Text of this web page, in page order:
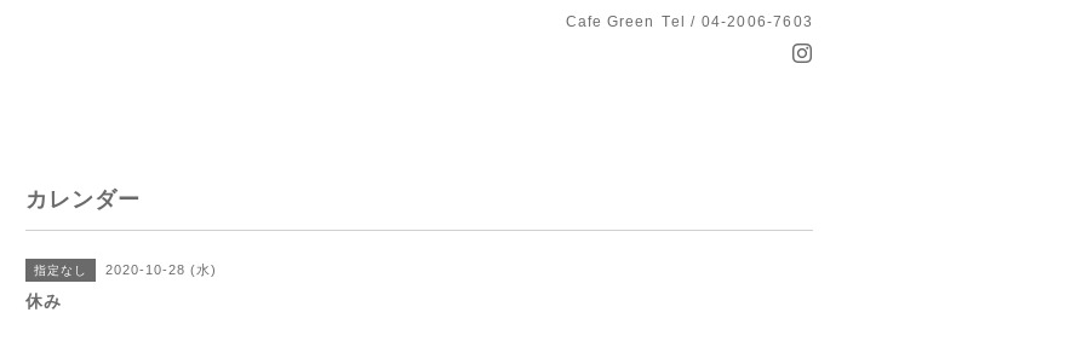
Cafe Green Tel / 04-2006-7603
カレンダー
指定なし 2020-10-28 (水)
休み